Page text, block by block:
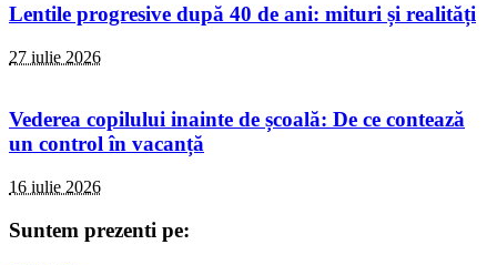
Lentile progresive după 40 de ani: mituri și realități
27 iulie 2026
Vederea copilului inainte de școală: De ce contează
un control în vacanță
16 iulie 2026
Suntem prezenti pe: